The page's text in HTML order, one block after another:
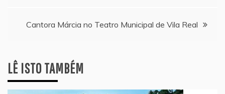
Cantora Márcia no Teatro Municipal de Vila Real
LÊ ISTO TAMBÉM